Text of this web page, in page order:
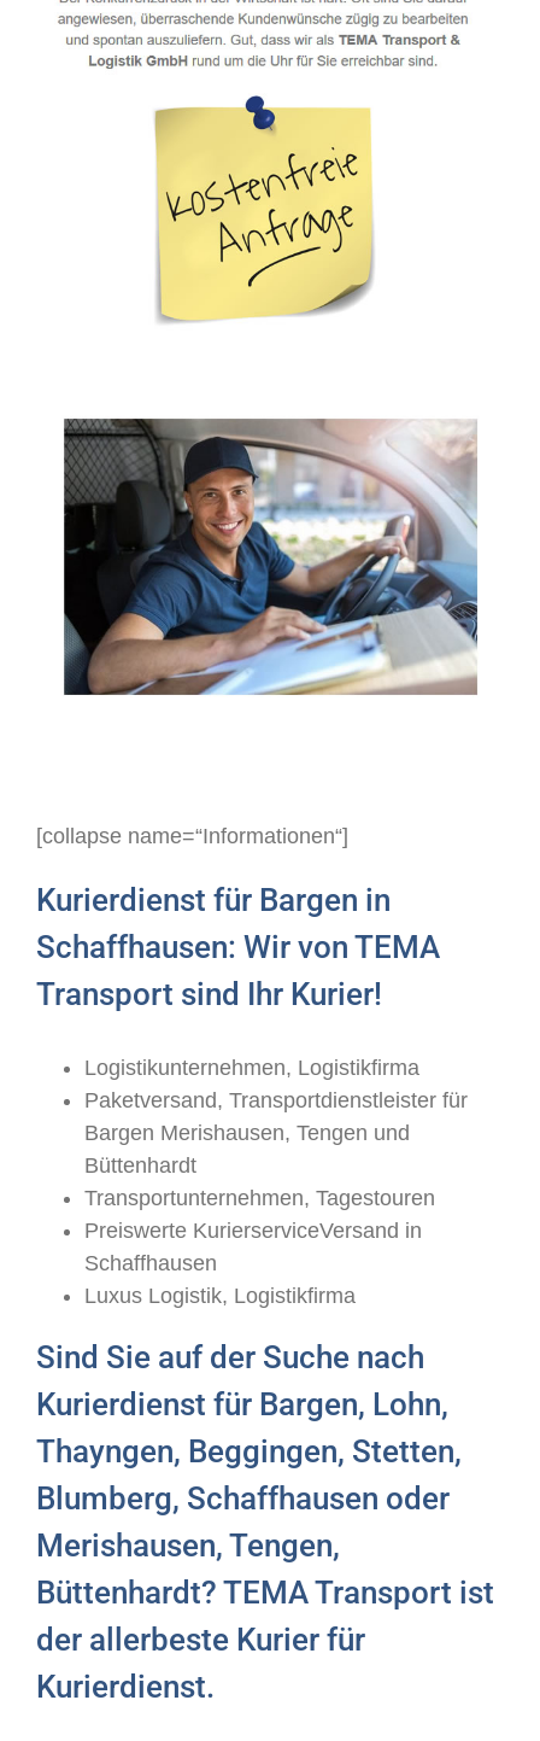
[collapse name=“Informationen“]
Kurierdienst für Bargen in
Schaffhausen: Wir von TEMA
Transport sind Ihr Kurier!
Logistikunternehmen, Logistikfirma
Paketversand, Transportdienstleister für
Bargen Merishausen, Tengen und
Büttenhardt
Transportunternehmen, Tagestouren
Preiswerte KurierserviceVersand in
Schaffhausen
Luxus Logistik, Logistikfirma
Sind Sie auf der Suche nach
Kurierdienst für Bargen, Lohn,
Thayngen, Beggingen, Stetten,
Blumberg, Schaffhausen oder
Merishausen, Tengen,
Büttenhardt? TEMA Transport ist
der allerbeste Kurier für
Kurierdienst.